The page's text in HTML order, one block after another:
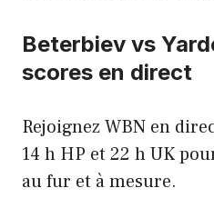
Beterbiev vs
scores en direct
Rejoignez WBN en
14 h HP et 22 h UK
au fur et à mesure.